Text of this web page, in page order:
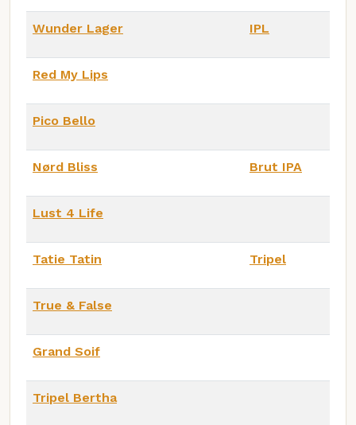
Wunder Lager IPL
Red My Lips
Pico Bello
Nørd Bliss Brut IPA
Lust 4 Life
Tatie Tatin Tripel
True & False
Grand Soif
Tripel Bertha